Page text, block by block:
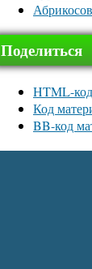
Поделиться
HTML-
Код
BB-код